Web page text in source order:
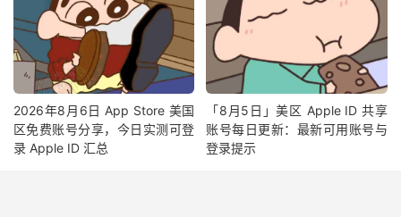
2026年8月6日 App Store 美国
区免费账号分享，今日实测可登
录 Apple ID 汇总
「8月5日」美区 Apple ID 共享
账号每日更新：最新可用账号与
登录提示